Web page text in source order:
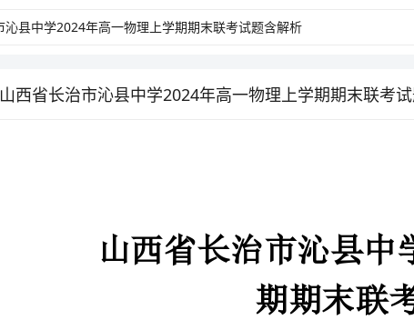
山西省长治市沁县中学2024年高一物理上学期期末联考
期期末联考试题含解析
一、单选题（本题共7小题，每题4分，共28分）